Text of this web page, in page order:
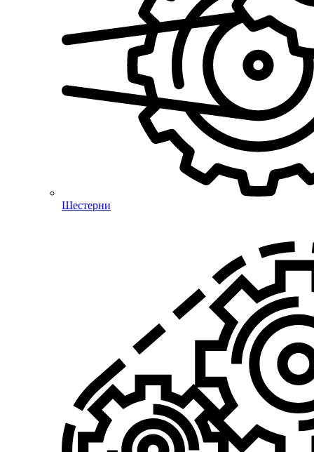
Шестерни